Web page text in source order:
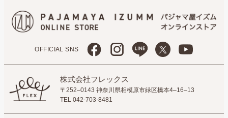
OFFICIAL SNS
株式会社フレックス
〒252–0143 神奈川県相模原市緑区橋本4–16–13
TEL 042-703-8481